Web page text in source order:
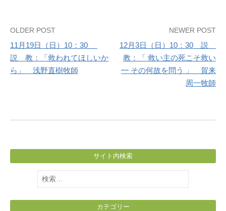
Post
navigation
OLDER POST
11月19日（日）10：30
説 教：「救われてほしいか
ら」 浅野直樹牧師
NEWER POST
12月3日（日）10：30 説
教：「 救い主の死こそ救い
━ その何故を問う 」 賀来
周一牧師
サイト内検索
検
索:
カテゴリー